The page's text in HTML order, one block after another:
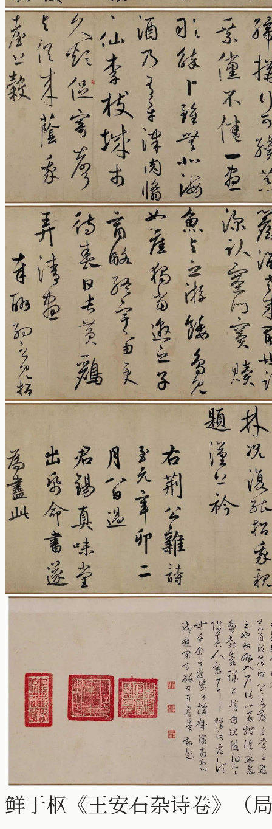
鲜于枢《王安石杂诗卷》（